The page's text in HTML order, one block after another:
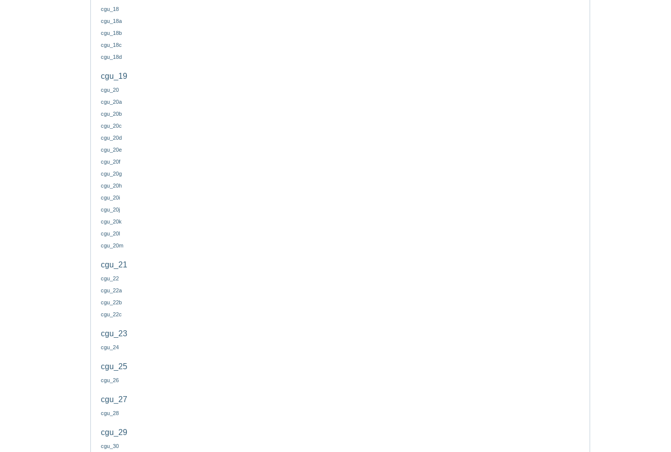
cgu_18
cgu_18a
cgu_18b
cgu_18c
cgu_18d
cgu_19
cgu_20
cgu_20a
cgu_20b
cgu_20c
cgu_20d
cgu_20e
cgu_20f
cgu_20g
cgu_20h
cgu_20i
cgu_20j
cgu_20k
cgu_20l
cgu_20m
cgu_21
cgu_22
cgu_22a
cgu_22b
cgu_22c
cgu_23
cgu_24
cgu_25
cgu_26
cgu_27
cgu_28
cgu_29
cgu_30